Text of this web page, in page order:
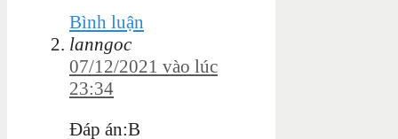
Bình luận
lanngoc
07/12/2021 vào lúc
23:34
Đáp án:B